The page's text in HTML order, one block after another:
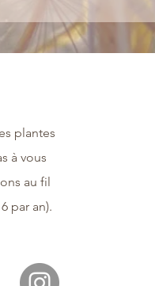
plantes
à vous
au fil
par an).